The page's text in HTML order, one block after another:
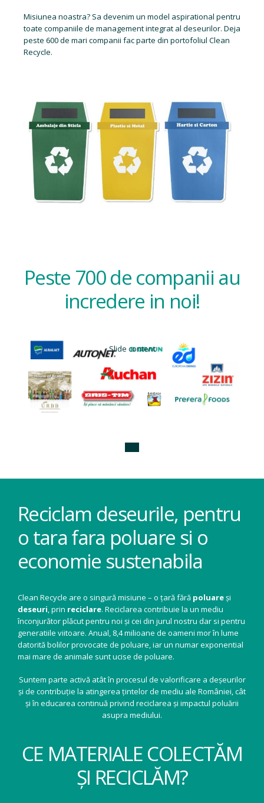
Misiunea noastra? Sa devenim un model aspirational pentru
toate companiile de management integrat al deseurilor. Deja
peste 600 de mari companii fac parte din portofoliul Clean
Recycle.
Peste 700 de companii au
incredere in noi!
Slide content
Reciclam deseurile, pentru
o tara fara poluare si o
economie sustenabila
Clean Recycle are o singură misiune – o țară fără poluareși
deseuri, prin reciclare. Reciclarea contribuie la un mediu
înconjurător plăcut pentru noi și cei din jurul nostru dar si pentru
generatiile viitoare. Anual, 8,4 milioane de oameni mor în lume
datorită bolilor provocate de poluare, iar un numar exponential
mai mare de animale sunt ucise de poluare.
Suntem parte activă atât în procesul de valorificare a deșeurilor
și de contribuție la atingerea țintelor de mediu ale României, cât
și în educarea continuă privind reciclarea și impactul poluării
asupra mediului.
CE MATERIALE COLECTĂM
ȘI RECICLĂM?